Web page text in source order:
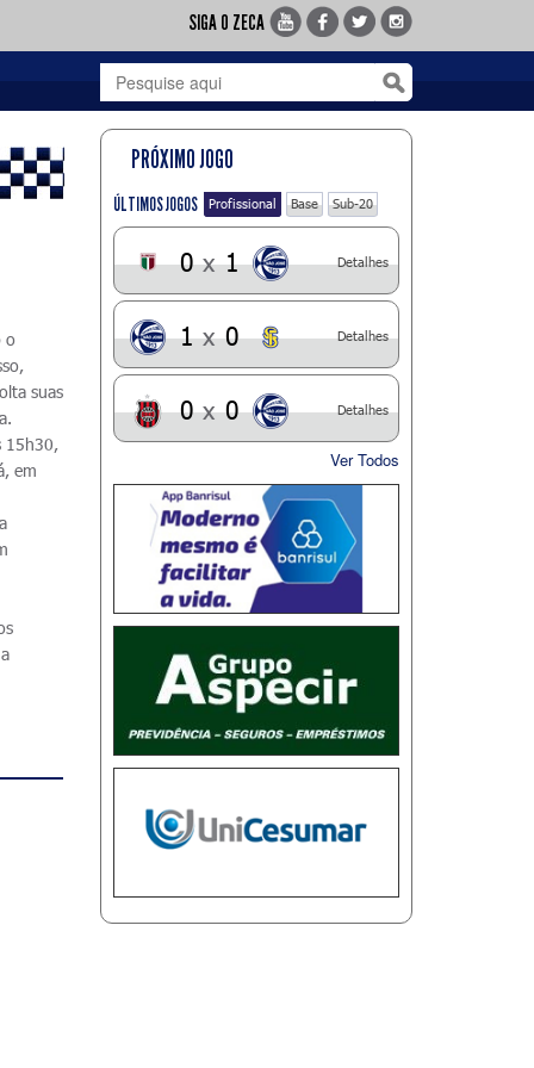
SIGA O ZECA
o
suas
15h30,
em
PRÓXIMO JOGO
ÚLTIMOS JOGOS Profissional Base Sub-20
0 x 1 Detalhes
1 x 0 Detalhes
0 x 0 Detalhes
Ver Todos